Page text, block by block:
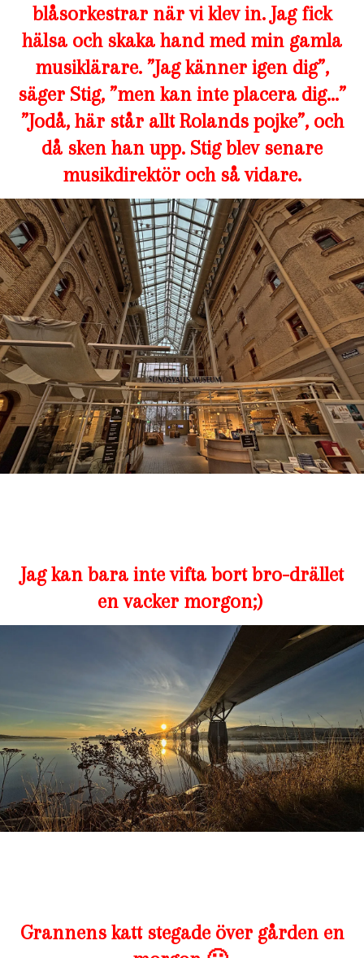
blåsorkestrar när vi klev in. Jag fick
hälsa och skaka hand med min gamla
musiklärare. ”Jag känner igen dig”,
säger Stig, ”men kan inte placera dig…”
”Jodå, här står allt Rolands pojke”, och
då sken han upp. Stig blev senare
musikdirektör och så vidare.
Jag kan bara inte vifta bort bro-drället
en vacker morgon;)
Grannens katt stegade över gården en